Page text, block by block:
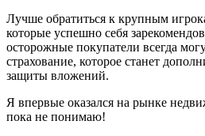
Лучше обратиться к крупным
которые успешно себя
осторожные покупатели всегда
страхование, которое станет
защиты вложений.
Я впервые оказался на рынке
пока не понимаю!